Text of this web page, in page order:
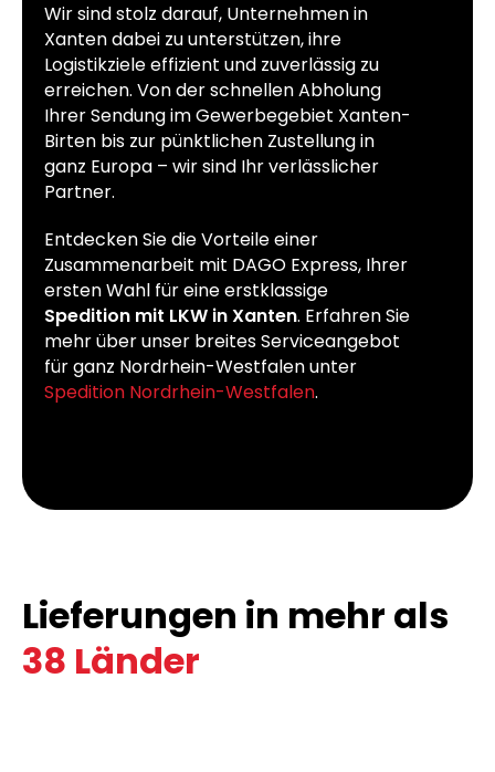
Wir sind stolz darauf, Unternehmen in
Xanten dabei zu unterstützen, ihre
Logistikziele effizient und zuverlässig zu
erreichen. Von der schnellen Abholung
Ihrer Sendung im Gewerbegebiet Xanten-
Birten bis zur pünktlichen Zustellung in
ganz Europa – wir sind Ihr verlässlicher
Partner.
Entdecken Sie die Vorteile einer
Zusammenarbeit mit DAGO Express, Ihrer
ersten Wahl für eine erstklassige
Spedition mit LKW in Xanten. Erfahren Sie
mehr über unser breites Serviceangebot
für ganz Nordrhein-Westfalen unter
Spedition Nordrhein-Westfalen.
Lieferungen in mehr als
38 Länder